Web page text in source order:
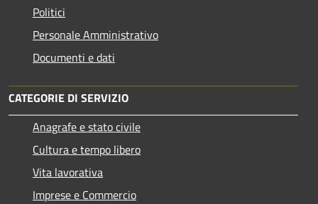
Politici
Personale Amministrativo
Documenti e dati
CATEGORIE DI SERVIZIO
Anagrafe e stato civile
Cultura e tempo libero
Vita lavorativa
Imprese e Commercio